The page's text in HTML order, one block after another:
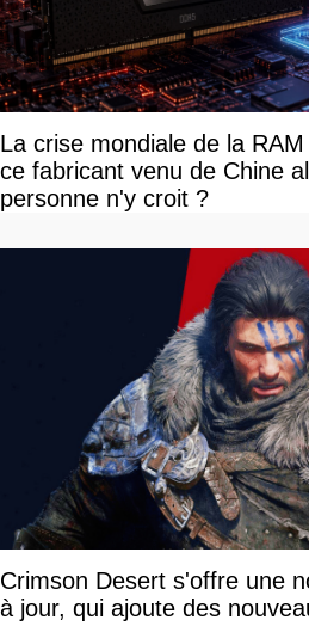
La crise mondiale de la
ce fabricant venu de Chine
personne n'y croit ?
Crimson Desert s'offre une
à jour, qui ajoute des